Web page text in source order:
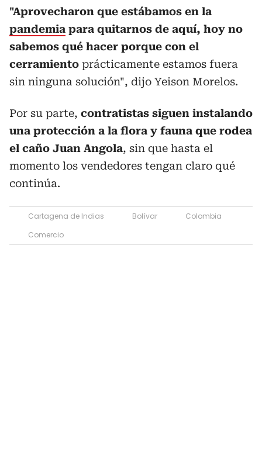
"Aprovecharon que estábamos en la
pandemia para quitarnos de aquí, hoy no
sabemos qué hacer porque con el
cerramiento prácticamente estamos fuera
sin ninguna solución", dijo Yeison Morelos.
Por su parte, contratistas siguen instalando
una protección a la flora y fauna que rodea
el caño Juan Angola, sin que hasta el
momento los vendedores tengan claro qué
continúa.
Cartagena de Indias Bolívar
Colombia
Comercio